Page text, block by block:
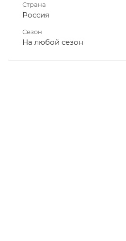
Страна
Россия
Сезон
На любой сезон